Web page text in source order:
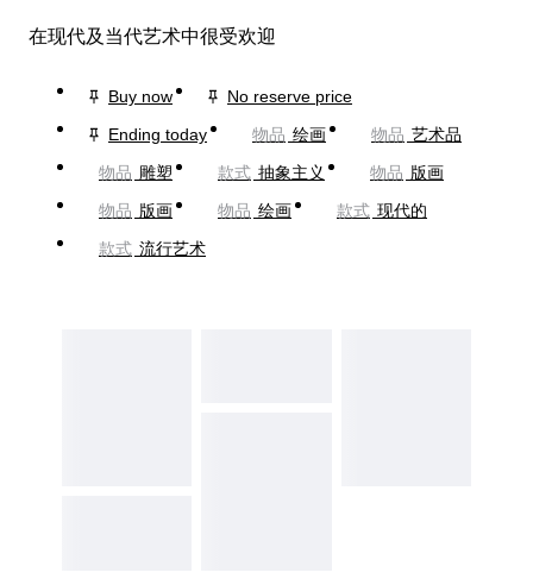
在现代及当代艺术中很受欢迎
Buy now
No reserve price
Ending today
物品 绘画 物品 艺术品
物品 雕塑 款式 抽象主义 物品 版画
物品 版画 物品 绘画 款式 现代的
款式 流行艺术